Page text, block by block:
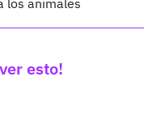
esto!